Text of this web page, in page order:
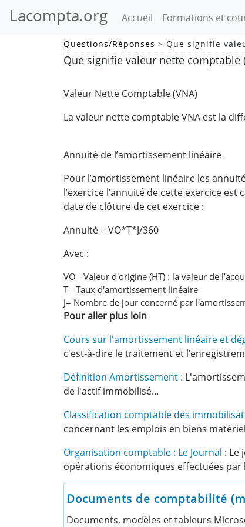
Lacompta.org Accueil (current)
Formations et
Questions/Réponses > Que signifie
Que signifie valeur nette comptable
Valeur Nette Comptable (VNA)
La valeur nette comptable VNA est la
Annuité de l’amortissement linéaire
Pour l’amortissement linéaire les
l’exercice l’annuité de cette exercice
date de clôture de cet exercice :
Annuité = VO*T*J/360
Avec :
VO= Valeur d'origine (HT) : la valeur de
T= Taux d'amortissement linéaire
J= Nombre de jour concerné par
Pour aller plus loin
Cours sur l'amortissement linéaire et
c'est-à-dire le traitement et
Définition Amortissement :
de l'actif immobilisé...
Classification comptable des
concernant les emplois en biens
Organisation comptable : Le Journal : Le
opérations économiques effectuées par
Documents de comptabilité
Documents, modèles et tableurs